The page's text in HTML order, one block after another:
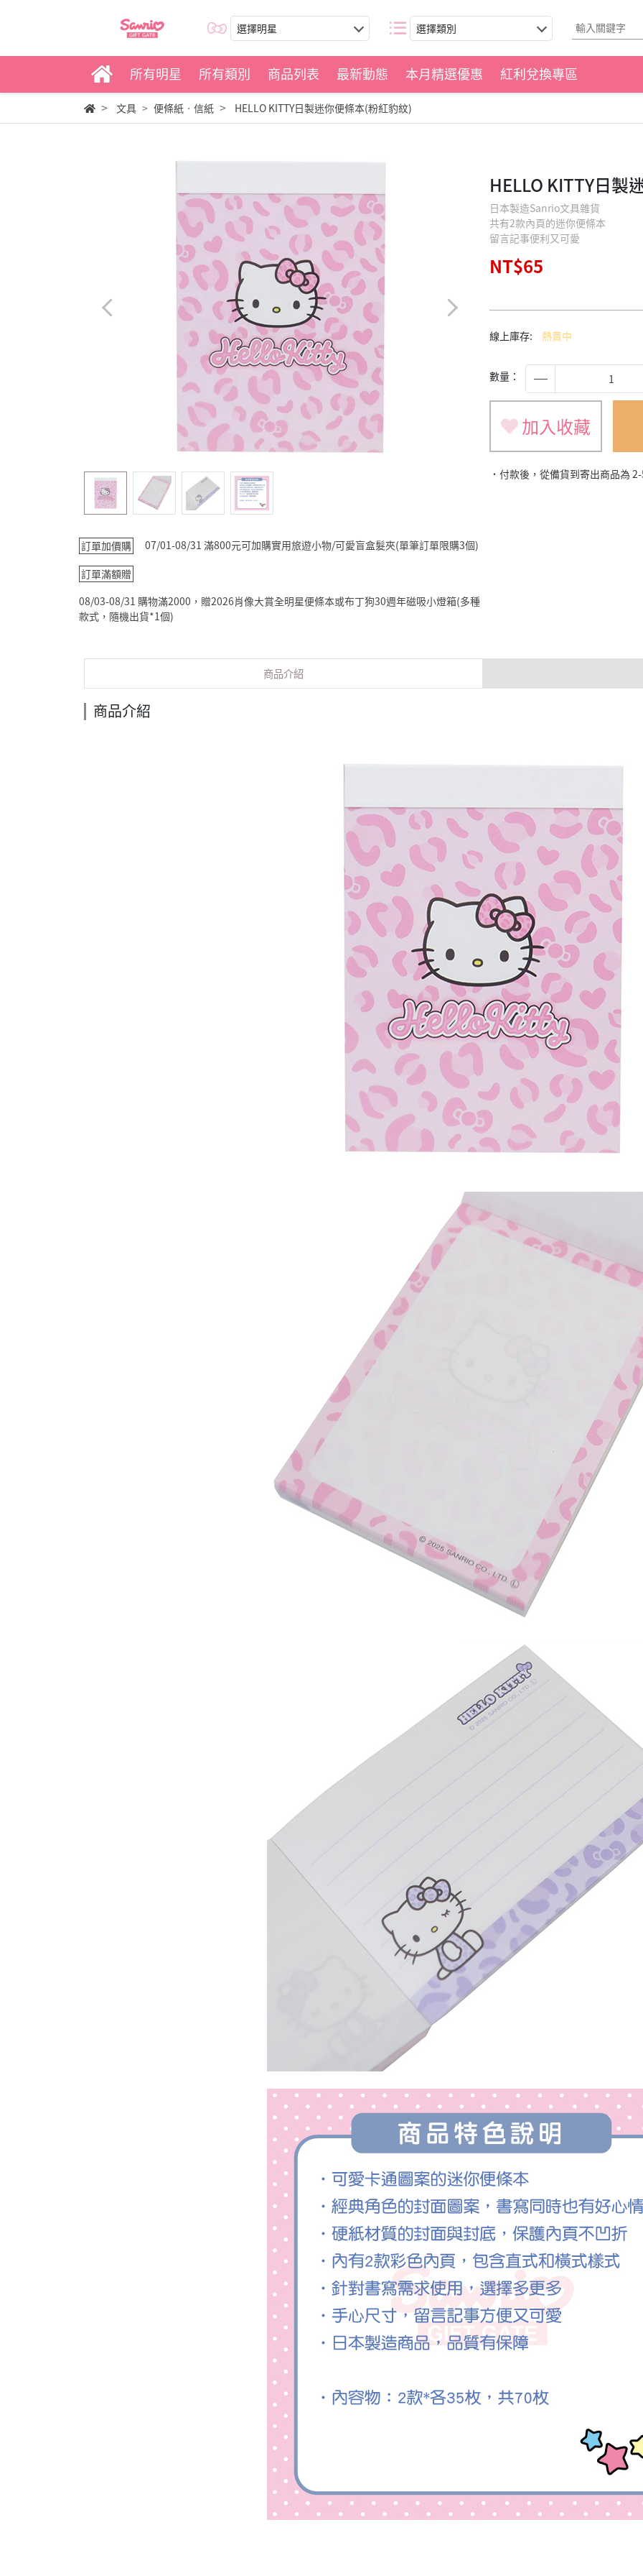
選擇明星 選擇類別
所有明星 所有類別 商品列表 最新動態 本月精選優惠 紅利兌換專區
文具 便條紙‧信紙 HELLO KITTY日製迷你便條本(粉紅豹紋)
HELLO KITTY日製
日本製造Sanrio文具雜貨
共有2款內頁的迷你便條本
留言記事便利又可愛
NT$65
線上庫存: 熱賣中
數量：
加入收藏
˙付款後，從備貨到寄出商品為
訂單加價購
07/01-08/31 滿800元可加購實用旅遊小物/可愛盲盒髮夾(單筆訂單限購3個)
訂單滿額贈
08/03-08/31 購物滿2000，贈2026肖像大賞全明星便條本或布丁狗30週年磁吸小燈箱(多種
款式，隨機出貨*1個)
商品介紹
商品介紹